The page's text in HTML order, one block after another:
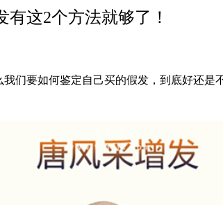
这2个方法就够了！
们要如何鉴定自己买的假发，到底好还是